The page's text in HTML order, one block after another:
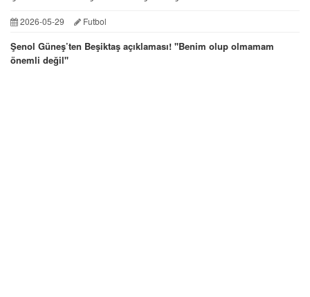
2026-05-29 Futbol
Şenol Güneş’ten Beşiktaş açıklaması! ''Benim olup olmamam
önemli değil''